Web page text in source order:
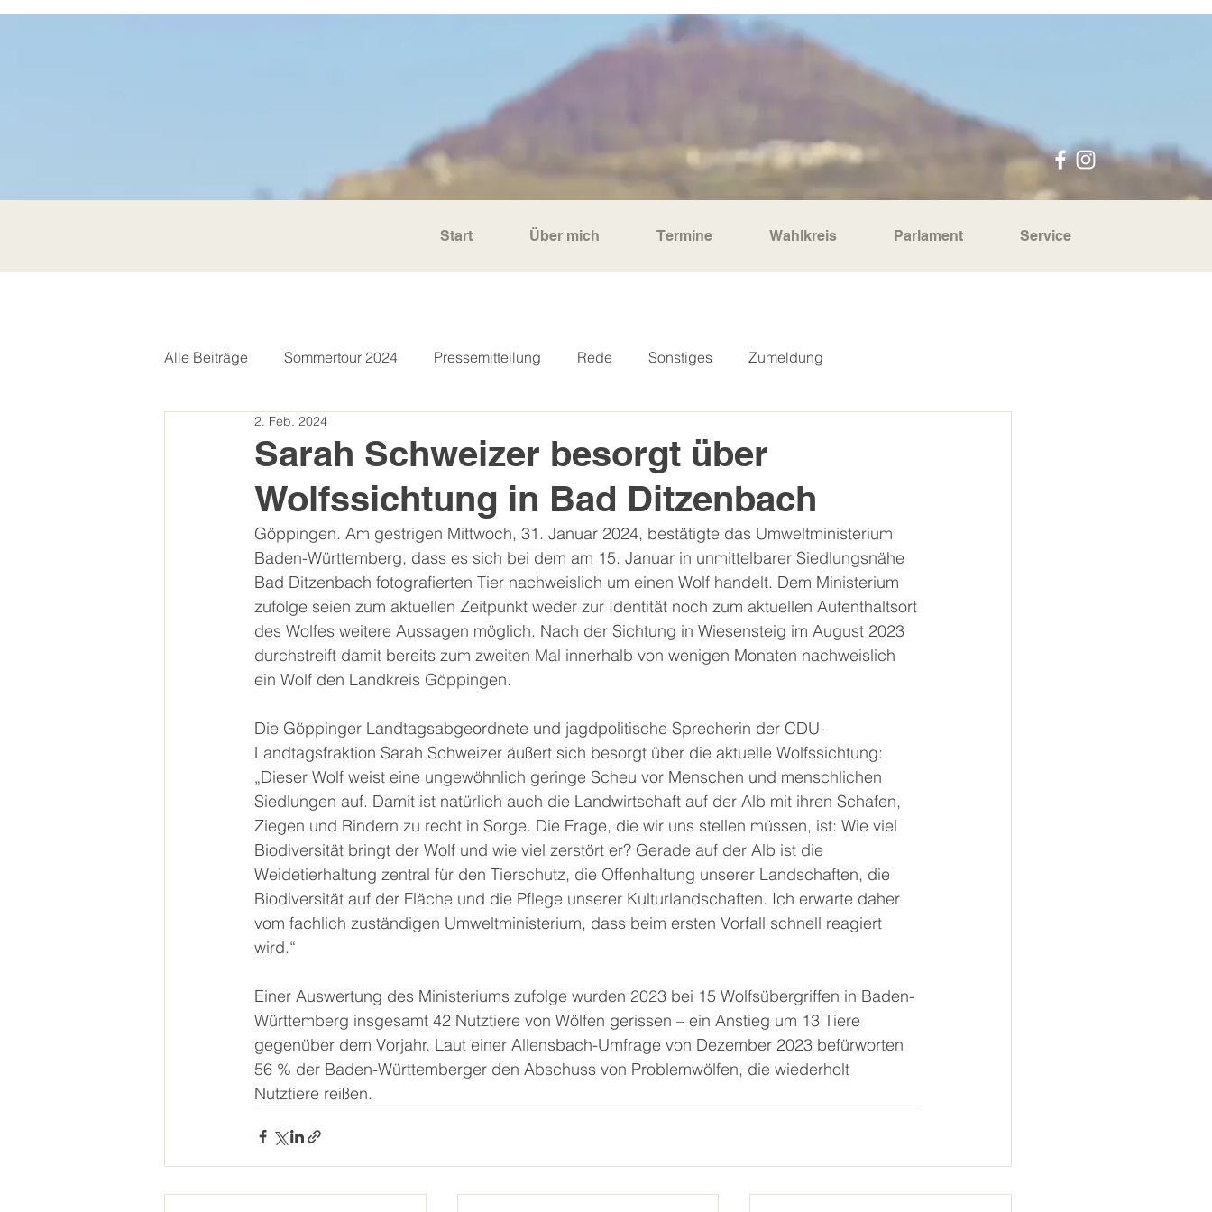
Start Über mich Termine Wahlkreis Parlament Service
Alle Beiträge Sommertour 2024 Pressemitteilung Rede Sonstiges Zumeldung
Sarah Schweizer besorgt über
Wolfssichtung in Bad Ditzenbach
2. Feb. 2024
Göppingen. Am gestrigen Mittwoch, 31. Januar 2024, bestätigte das Umweltministerium
Baden-Württemberg, dass es sich bei dem am 15. Januar in unmittelbarer Siedlungsnähe
Bad Ditzenbach fotografierten Tier nachweislich um einen Wolf handelt. Dem Ministerium
zufolge seien zum aktuellen Zeitpunkt weder zur Identität noch zum aktuellen Aufenthaltsort
des Wolfes weitere Aussagen möglich. Nach der Sichtung in Wiesensteig im August 2023
durchstreift damit bereits zum zweiten Mal innerhalb von wenigen Monaten nachweislich
ein Wolf den Landkreis Göppingen.
Die Göppinger Landtagsabgeordnete und jagdpolitische Sprecherin der CDU-
Landtagsfraktion Sarah Schweizer äußert sich besorgt über die aktuelle Wolfssichtung:
„Dieser Wolf weist eine ungewöhnlich geringe Scheu vor Menschen und menschlichen
Siedlungen auf. Damit ist natürlich auch die Landwirtschaft auf der Alb mit ihren Schafen,
Ziegen und Rindern zu recht in Sorge. Die Frage, die wir uns stellen müssen, ist: Wie viel
Biodiversität bringt der Wolf und wie viel zerstört er? Gerade auf der Alb ist die
Weidetierhaltung zentral für den Tierschutz, die Offenhaltung unserer Landschaften, die
Biodiversität auf der Fläche und die Pflege unserer Kulturlandschaften. Ich erwarte daher
vom fachlich zuständigen Umweltministerium, dass beim ersten Vorfall schnell reagiert
wird.“
Einer Auswertung des Ministeriums zufolge wurden 2023 bei 15 Wolfsübergriffen in Baden-
Württemberg insgesamt 42 Nutztiere von Wölfen gerissen – ein Anstieg um 13 Tiere
gegenüber dem Vorjahr. Laut einer Allensbach-Umfrage von Dezember 2023 befürworten
56 % der Baden-Württemberger den Abschuss von Problemwölfen, die wiederholt
Nutztiere reißen.